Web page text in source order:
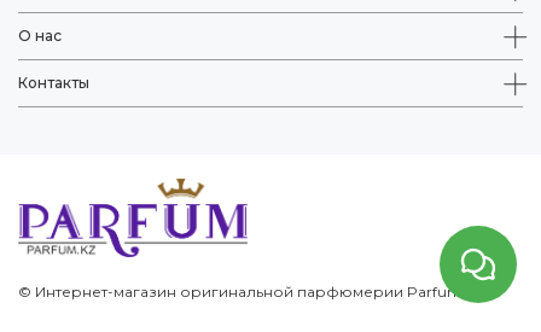
О нас
Контакты
© Интернет-магазин оригинальной парфюмерии Parfum.kz